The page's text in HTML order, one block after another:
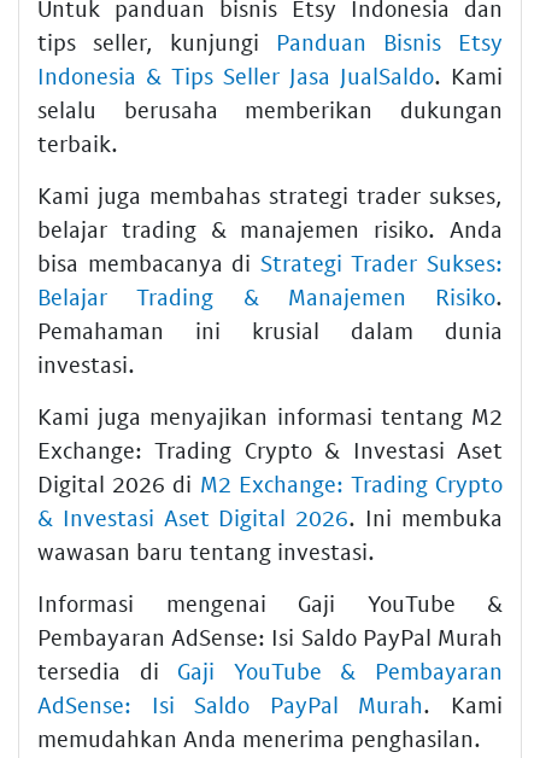
Untuk panduan bisnis Etsy Indonesia dan
tips seller, kunjungi Panduan Bisnis Etsy
Indonesia & Tips Seller Jasa JualSaldo. Kami
selalu berusaha memberikan dukungan
terbaik.
Kami juga membahas strategi trader sukses,
belajar trading & manajemen risiko. Anda
bisa membacanya di Strategi Trader Sukses:
Belajar Trading & Manajemen Risiko.
Pemahaman ini krusial dalam dunia
investasi.
Kami juga menyajikan informasi tentang M2
Exchange: Trading Crypto & Investasi Aset
Digital 2026 di M2 Exchange: Trading Crypto
& Investasi Aset Digital 2026. Ini membuka
wawasan baru tentang investasi.
Informasi mengenai Gaji YouTube &
Pembayaran AdSense: Isi Saldo PayPal Murah
tersedia di Gaji YouTube & Pembayaran
AdSense: Isi Saldo PayPal Murah. Kami
memudahkan Anda menerima penghasilan.